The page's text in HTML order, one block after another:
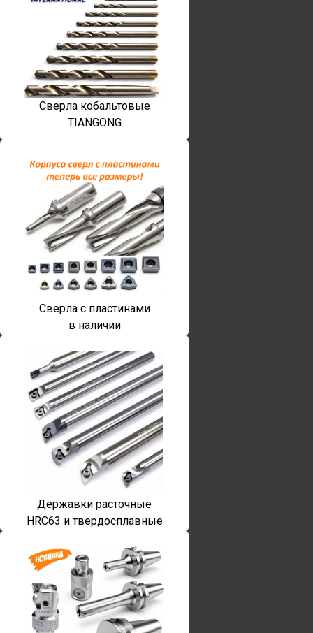
Сверла кобальтовые
TIANGONG
Сверла с пластинами
в наличии
Державки расточные
HRC63 и твердосплавные